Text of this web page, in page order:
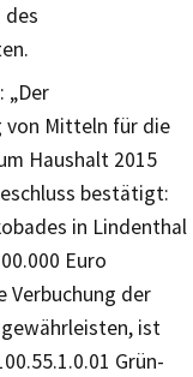
des
„Der
von Mitteln für die
Haushalt 2015
bestätigt:
in Lindenthal
Euro
Verbuchung der
ist
Grün-